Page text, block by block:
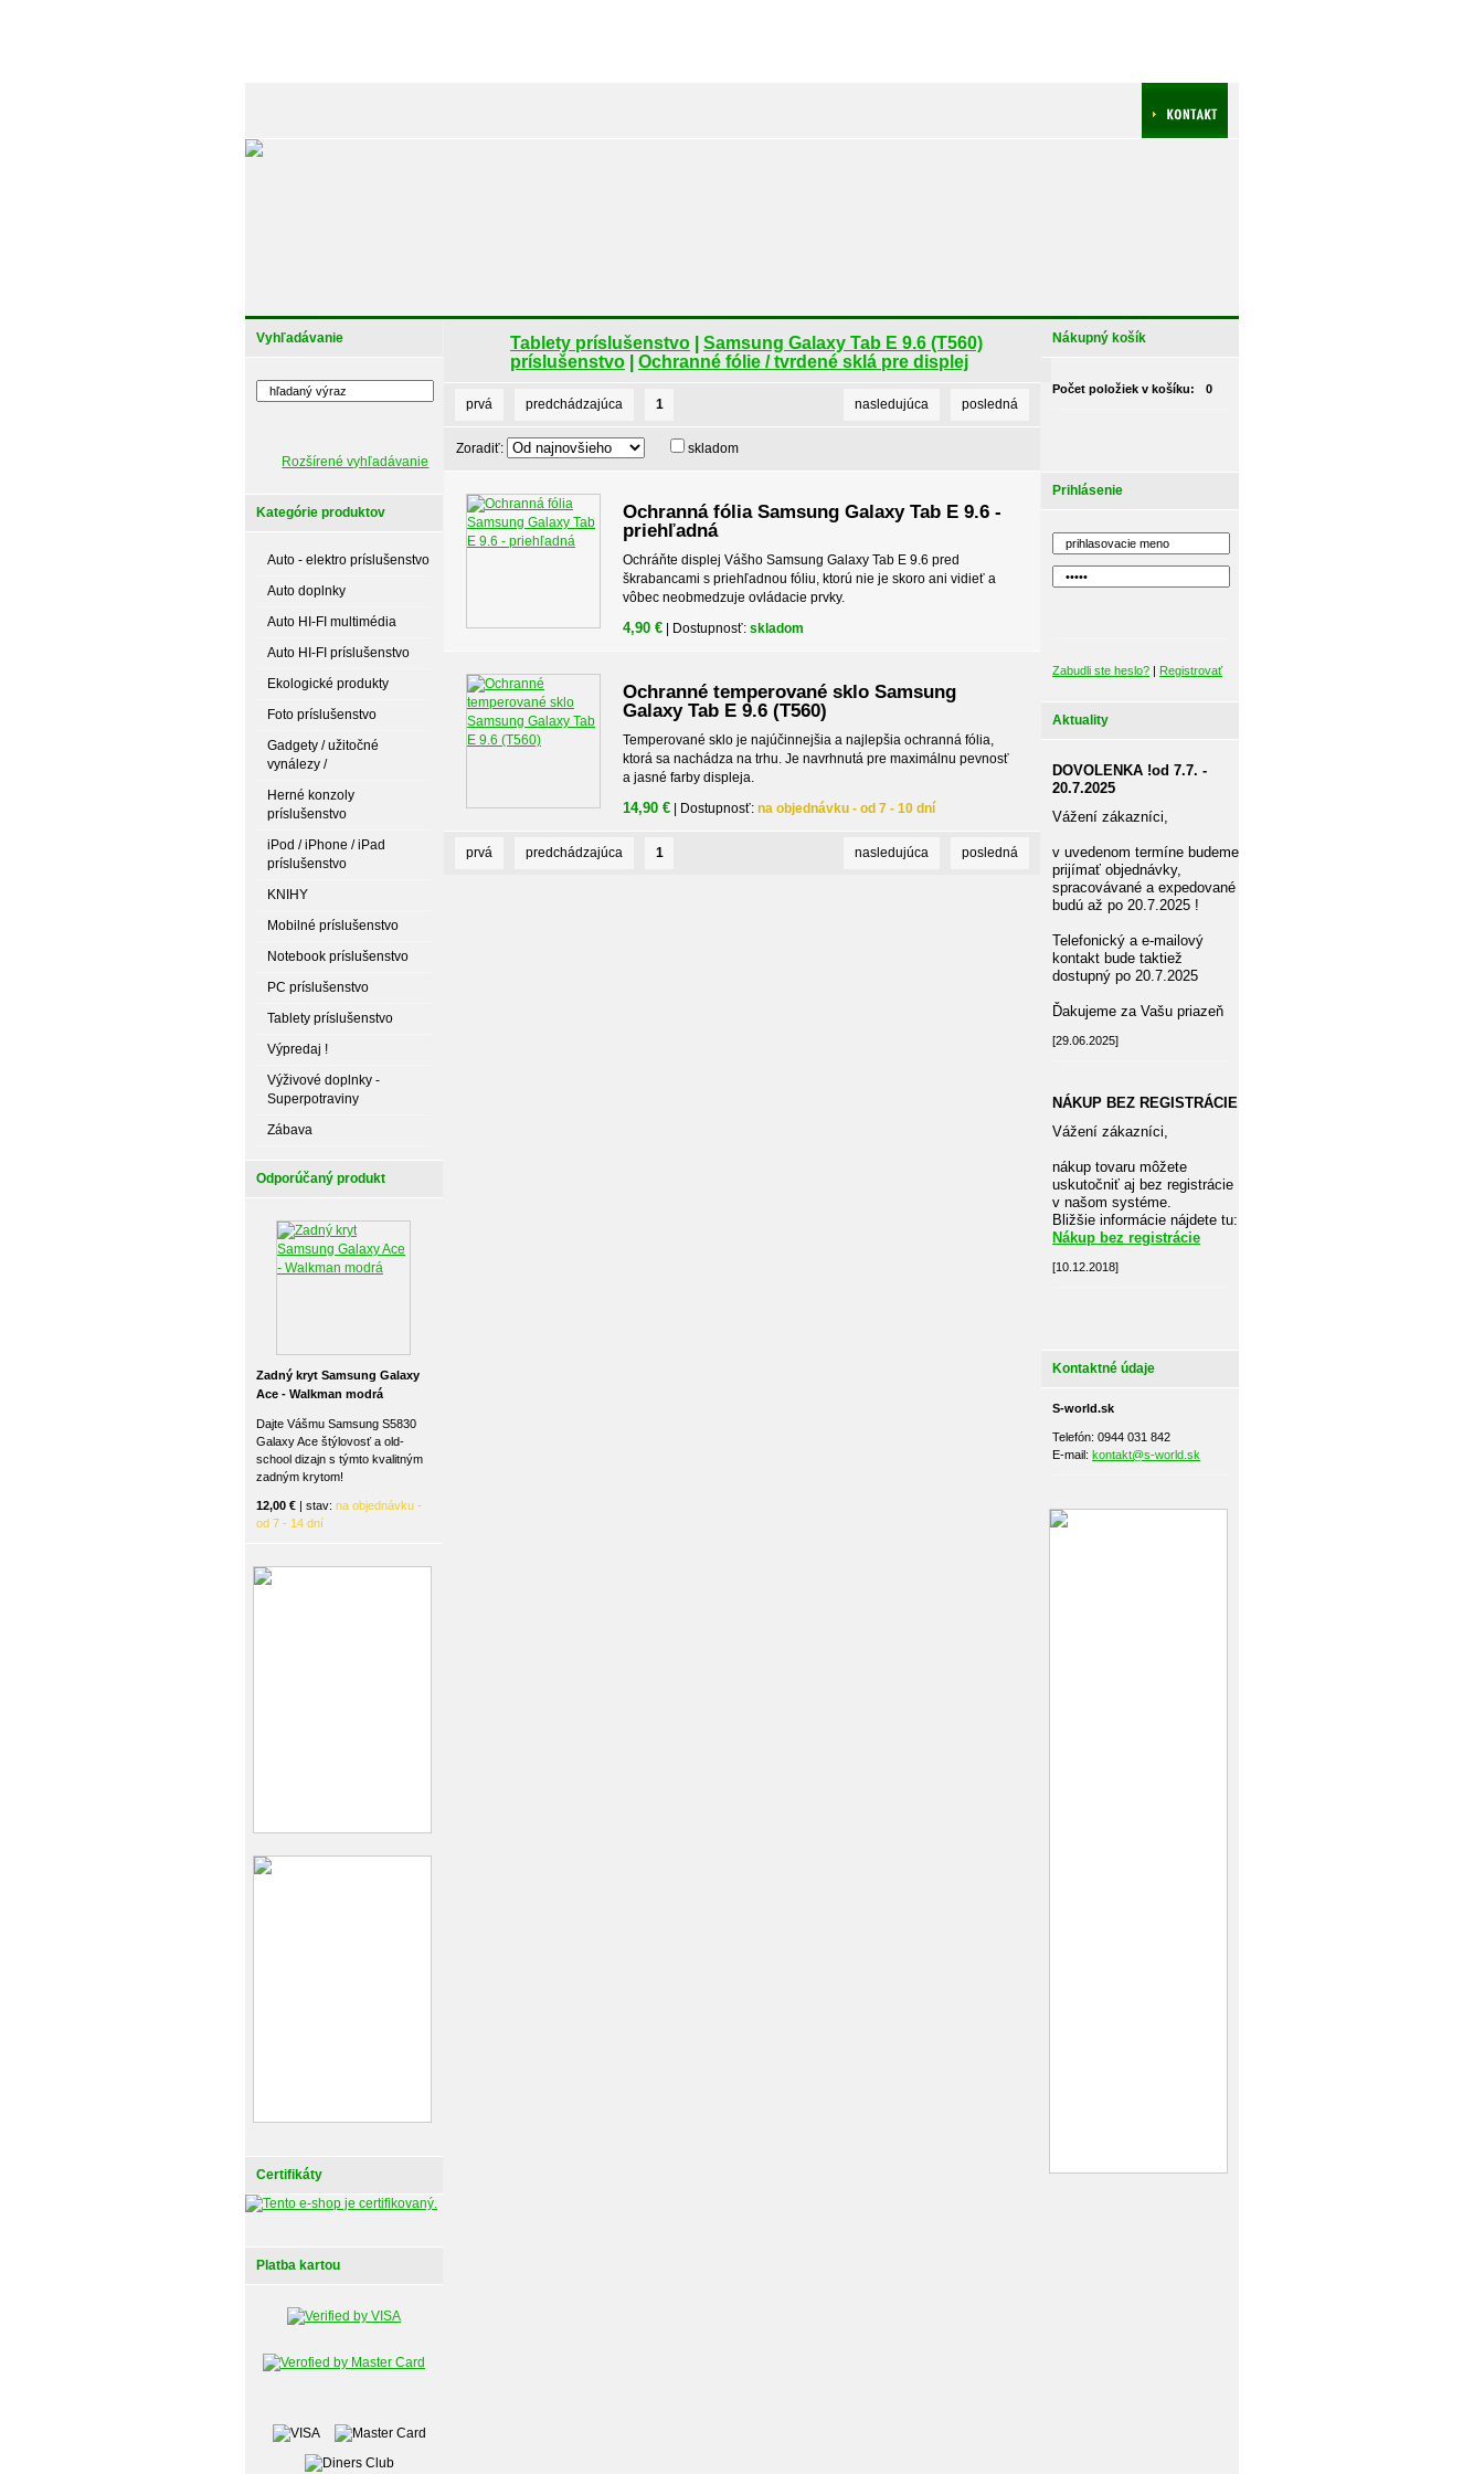
Vyhľadávanie
Rozšírené vyhľadávanie
Kategórie produktov
Auto - elektro príslušenstvo
Auto doplnky
Auto HI-FI multimédia
Auto HI-FI príslušenstvo
Ekologické produkty
Foto príslušenstvo
Gadgety / užitočné
vynálezy /
Herné konzoly
príslušenstvo
iPod / iPhone / iPad
príslušenstvo
KNIHY
Mobilné príslušenstvo
Notebook príslušenstvo
PC príslušenstvo
Tablety príslušenstvo
Výpredaj !
Výživové doplnky -
Superpotraviny
Zábava
Odporúčaný produkt
Zadný kryt Samsung Galaxy
Ace - Walkman modrá
Dajte Vášmu Samsung S5830
Galaxy Ace štýlovosť a old-
school dizajn s týmto kvalitným
zadným krytom!
12,00 € | stav: na objednávku -
od 7 - 14 dní
Certifikáty
Platba kartou
Tablety príslušenstvo
Samsung Galaxy Tab E 9.6 (T560)
príslušenstvo
Ochranné fólie / tvrdené sklá pre displej
prvá predchádzajúca 1 nasledujúca posledná
Zoradiť: skladom
Ochranná fólia Samsung Galaxy Tab E 9.6 -
priehľadná
Ochráňte displej Vášho Samsung Galaxy Tab E 9.6 pred
škrabancami s priehľadnou fóliu, ktorú nie je skoro ani vidieť a
vôbec neobmedzuje ovládacie prvky.
4,90 € | Dostupnosť: skladom
Ochranné temperované sklo Samsung
Galaxy Tab E 9.6 (T560)
Temperované sklo je najúčinnejšia a najlepšia ochranná fólia,
ktorá sa nachádza na trhu. Je navrhnutá pre maximálnu pevnosť
a jasné farby displeja.
14,90 € | Dostupnosť: na objednávku - od 7 - 10 dní
prvá predchádzajúca 1 nasledujúca posledná
Nákupný košík
Počet položiek v košíku: 0
Prihlásenie
Zabudli ste heslo? | Registrovať
Aktuality
DOVOLENKA !od 7.7. -
20.7.2025
Vážení zákazníci,
v uvedenom termíne budeme
prijímať objednávky,
spracovávané a expedované
budú až po 20.7.2025 !
Telefonický a e-mailový
kontakt bude taktiež
dostupný po 20.7.2025
Ďakujeme za Vašu priazeň
[29.06.2025]
NÁKUP BEZ REGISTRÁCIE
Vážení zákazníci,
nákup tovaru môžete
uskutočniť aj bez registrácie
v našom systéme.
Bližšie informácie nájdete tu:
Nákup bez registrácie
[10.12.2018]
Kontaktné údaje
S-world.sk
Telefón: 0944 031 842
E-mail: kontakt@s-world.sk